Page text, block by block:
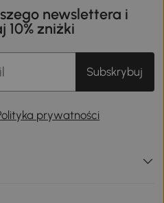
newslettera i
10% zniżki
Subskrybuj
prywatności